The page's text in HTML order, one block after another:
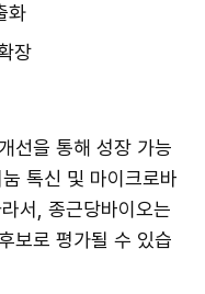
화
장
선을 통해 성장 가능
톡신 및 마이크로바
서, 종근당바이오는
보로 평가될 수 있습